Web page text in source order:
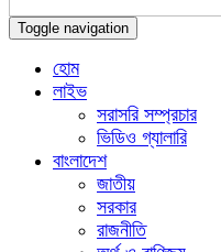
Toggle navigation
হোম
লাইভ
সরাসরি সম্প্রচার
ভিডিও গ্যালারি
বাংলাদেশ
জাতীয়
সরকার
রাজনীতি